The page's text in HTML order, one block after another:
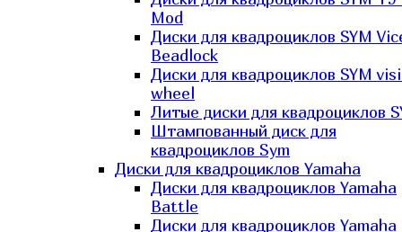
Mod
Диски для квадроциклов SYM
Beadlock
Диски для квадроциклов SYM
wheel
Литые диски для квадроциклов
Штампованный диск для
квадроциклов Sym
Диски для квадроциклов Yamaha
Диски для квадроциклов Yamaha
Battle
Диски для квадроциклов Yamaha